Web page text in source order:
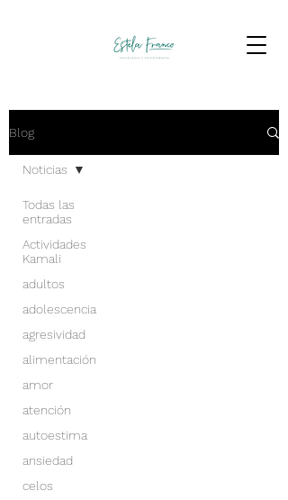
Blog
Todas las
entradas
Actividades
Kamali
adultos
adolescencia
agresividad
alimentación
amor
atención
autoestima
ansiedad
celos
Noticias